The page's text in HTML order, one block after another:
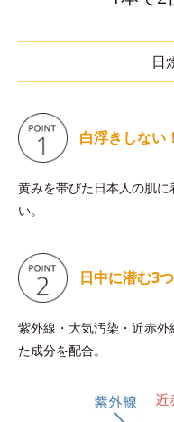
日
白浮きしない！
黄みを帯びた日本人の肌
い。
日中に潜む3
紫外線・大気汚染・近赤
た成分を配合。